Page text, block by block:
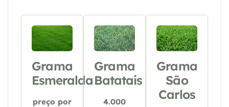
Grama
Esmeralda
preço por
Grama
Batatais
4.000
Grama
São
Carlos